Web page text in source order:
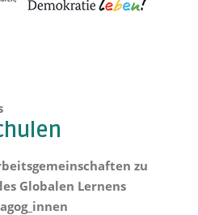
zu
Globalen Lernens